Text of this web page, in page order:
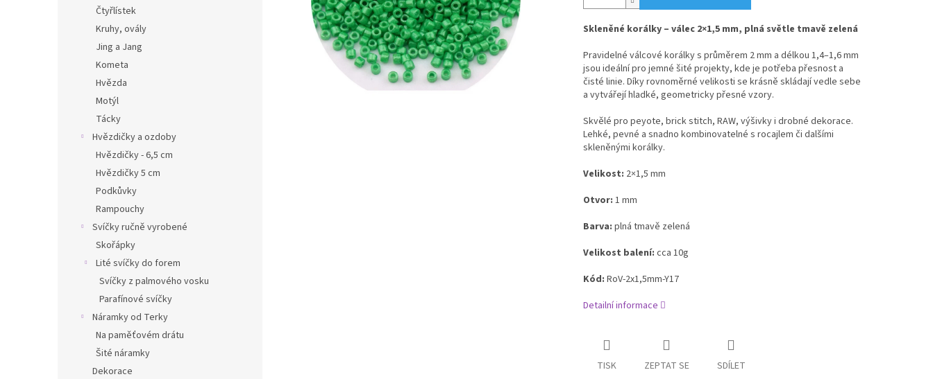
Čtyřlístek
Kruhy, ovály
Jing a Jang
Kometa
Hvězda
Motýl
Tácky
Hvězdičky a ozdoby
Hvězdičky - 6,5 cm
Hvězdičky 5 cm
Podkůvky
Rampouchy
Svíčky ručně vyrobené
Skořápky
Lité svíčky do forem
Svíčky z palmového vosku
Parafínové svíčky
Náramky od Terky
Na paměťovém drátu
Šité náramky
Dekorace
Skleněné korálky – válec 2×1,5 mm, plná světle tmavě zelená
Pravidelné válcové korálky s průměrem 2 mm a délkou 1,4–1,6 mm
jsou ideální pro jemné šité projekty, kde je potřeba přesnost a
čisté linie. Díky rovnoměrné velikosti se krásně skládají vedle sebe
a vytvářejí hladké, geometricky přesné vzory.
Skvělé pro peyote, brick stitch, RAW, výšivky i drobné dekorace.
Lehké, pevné a snadno kombinovatelné s rocajlem či dalšími
skleněnými korálky.
Velikost: 2×1,5 mm
Otvor: 1 mm
Barva: plná tmavě zelená
Velikost balení: cca 10g
Kód: RoV‑2x1,5mm‑Y17
Detailní informace
TISK ZEPTAT SE SDÍLET